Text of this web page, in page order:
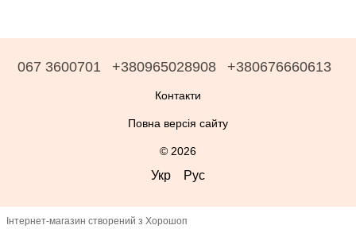
067 3600701 +380965028908 +380676660613
Контакти
Повна версія сайту
© 2026
Укр Рус
Інтернет-магазин створений з Хорошоп